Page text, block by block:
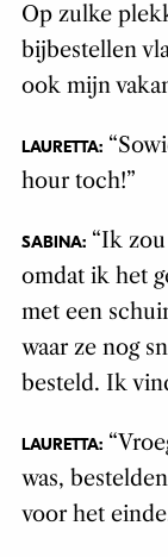
Op zulke
bijbestellen
ook mijn
LAURETTA:
hour toch!”
SABINA:“Ik zou
omdat ik het
met een
waar ze nog
besteld. Ik
LAURETTA:
was,
voor het